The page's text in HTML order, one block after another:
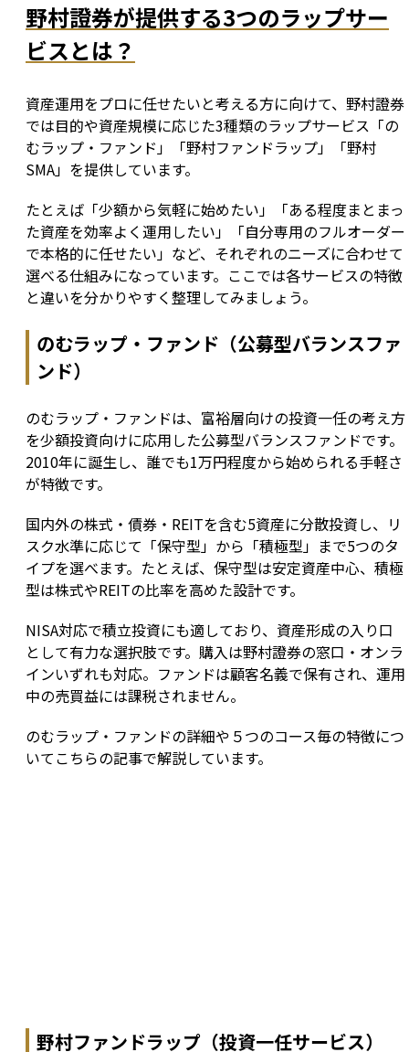
野村證券が提供する3つのラップサー
ビスとは？
資産運用をプロに任せたいと考える方に向けて、野村證券
では目的や資産規模に応じた3種類のラップサービス「の
むラップ・ファンド」「野村ファンドラップ」「野村
SMA」を提供しています。
たとえば「少額から気軽に始めたい」「ある程度まとまっ
た資産を効率よく運用したい」「自分専用のフルオーダー
で本格的に任せたい」など、それぞれのニーズに合わせて
選べる仕組みになっています。ここでは各サービスの特徴
と違いを分かりやすく整理してみましょう。
のむラップ・ファンド（公募型バランスファ
ンド）
のむラップ・ファンドは、富裕層向けの投資一任の考え方
を少額投資向けに応用した公募型バランスファンドです。
2010年に誕生し、誰でも1万円程度から始められる手軽さ
が特徴です。
国内外の株式・債券・REITを含む5資産に分散投資し、リ
スク水準に応じて「保守型」から「積極型」まで5つのタ
イプを選べます。たとえば、保守型は安定資産中心、積極
型は株式やREITの比率を高めた設計です。
NISA対応で積立投資にも適しており、資産形成の入り口
として有力な選択肢です。購入は野村證券の窓口・オンラ
インいずれも対応。ファンドは顧客名義で保有され、運用
中の売買益には課税されません。
のむラップ・ファンドの詳細や５つのコース毎の特徴につ
いてこちらの記事で解説しています。
野村ファンドラップ（投資一任サービス）